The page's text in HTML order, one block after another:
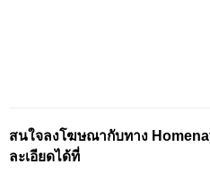
สนใจลงโฆษณากับทาง
ละเอียดได้ที่